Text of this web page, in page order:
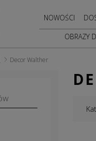
NOWOŚCI
OBRAZY
Decor Walther